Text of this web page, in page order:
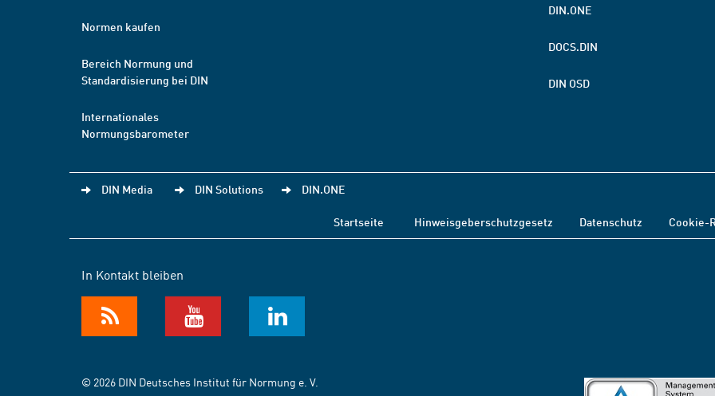
Normen kaufen
Bereich Normung und
Standardisierung bei DIN
Internationales
Normungsbarometer
DIN.ONE
DOCS.DIN
DIN OSD
DIN Media DIN Solutions DIN.ONE
Startseite Hinweisgeberschutzgesetz Datenschutz Cookie-
In Kontakt bleiben
© 2026 DIN Deutsches Institut für Normung e. V.